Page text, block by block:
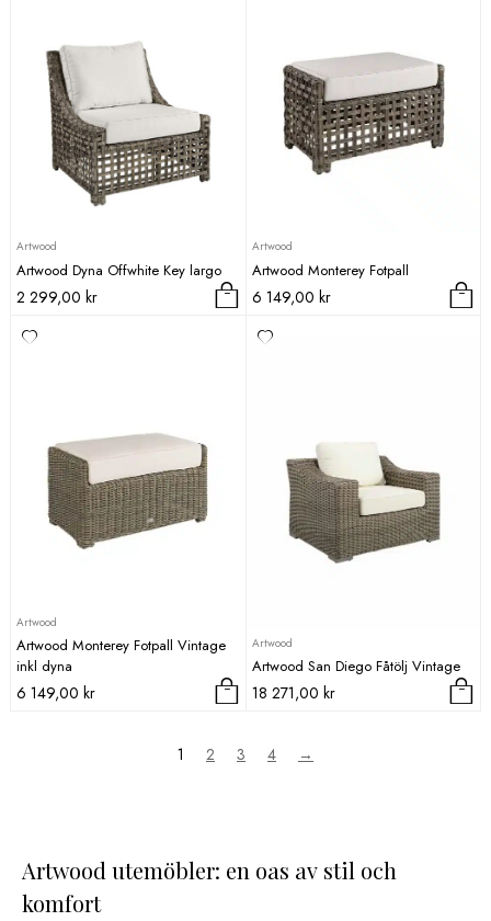
Artwood
Artwood Dyna Offwhite Key largo
2 299,00 kr
Artwood
Artwood Monterey Fotpall
6 149,00 kr
Artwood
Artwood Monterey Fotpall Vintage
inkl dyna
6 149,00 kr
Artwood
Artwood San Diego Fåtölj Vintage
18 271,00 kr
1 2 3 4 →
Artwood utemöbler: en oas av stil och
komfort